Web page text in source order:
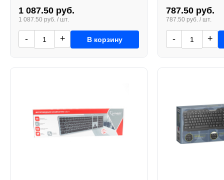
1 087.50 руб.
1 087.50 руб. / шт.
- + В корзину
787.50 руб.
787.50 руб. / шт.
- +